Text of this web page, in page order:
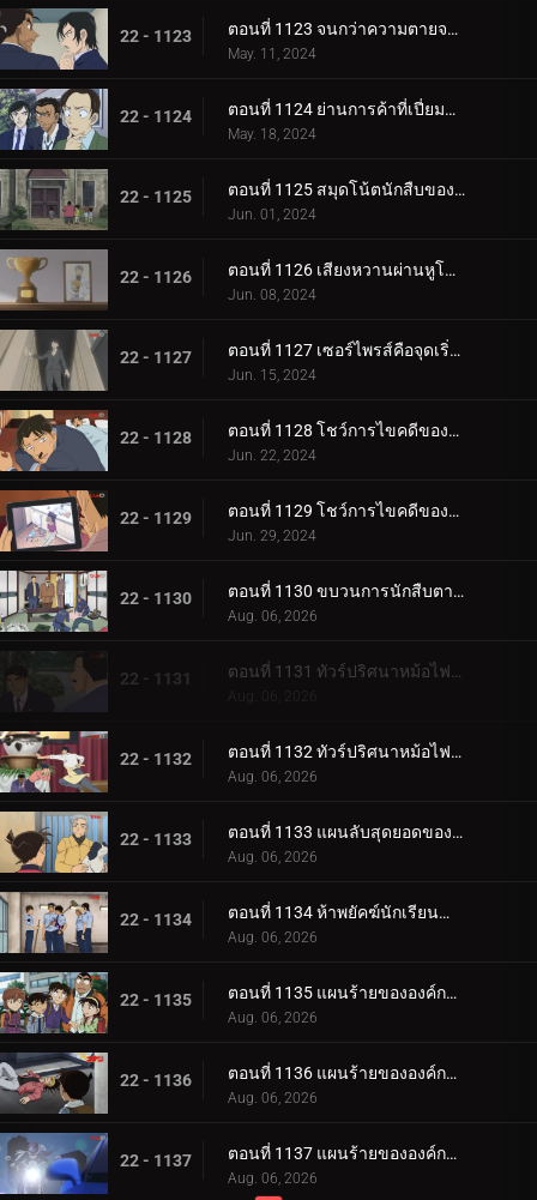
22 - 1123 ตอนที่ 1123 จนกว่าความตายจะพรากจากเราสอง
May. 11, 2024
22 - 1124 ตอนที่ 1124 ย่านการค้าที่เปี่ยมด้วยรัก
May. 18, 2024
22 - 1125 ตอนที่ 1125 สมุดโน้ตนักสืบของสึบุรายะ มิตสึฮิโกะ
Jun. 01, 2024
22 - 1126 ตอนที่ 1126 เสียงหวานผ่านหูโทรศัพท์
Jun. 08, 2024
22 - 1127 ตอนที่ 1127 เซอร์ไพรส์คือจุดเริ่มต้นของโศกนาฏกรรม
Jun. 15, 2024
22 - 1128 ตอนที่ 1128 โชว์การไขคดีของคุโด้ ยูซากุ (ภาคแรก)
Jun. 22, 2024
22 - 1129 ตอนที่ 1129 โชว์การไขคดีของคุโด้ ยูซากุ (ภาคจบ)
Jun. 29, 2024
22 - 1130 ตอนที่ 1130 ขบวนการนักสืบตามล่าโจรวิ่งราว
Aug. 06, 2026
22 - 1131 ตอนที่ 1131 ทัวร์ปริศนาหม้อไฟเท็ตจิริ (ภาคท่าเรือโมจิ-โคคุระ)
Aug. 06, 2026
22 - 1132 ตอนที่ 1132 ทัวร์ปริศนาหม้อไฟเท็ตจิริ (ภาคชิโมโนเซกิ)
Aug. 06, 2026
22 - 1133 ตอนที่ 1133 แผนลับสุดยอดของประธานผู้มีเสน่ห์
Aug. 06, 2026
22 - 1134 ตอนที่ 1134 ห้าพยัคฆ์นักเรียนตำรวจ Wild Police Story CASE.ฟุรุยะ เรย์
Aug. 06, 2026
22 - 1135 ตอนที่ 1135 แผนร้ายขององค์กรชุดดำ (ภาค ล่า)
Aug. 06, 2026
22 - 1136 ตอนที่ 1136 แผนร้ายขององค์กรชุดดำ (ภาค ขึ้นฝั่ง)
Aug. 06, 2026
22 - 1137 ตอนที่ 1137 แผนร้ายขององค์กรชุดดำ (ภาค ตัวจริง)
Aug. 06, 2026